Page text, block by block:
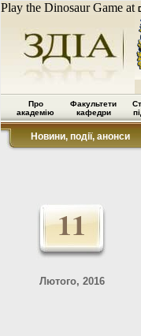
Play the Dinosaur Game at
Про
академію
Факультети
кафедри
Новини, події, анонси
11
Лютого, 2016